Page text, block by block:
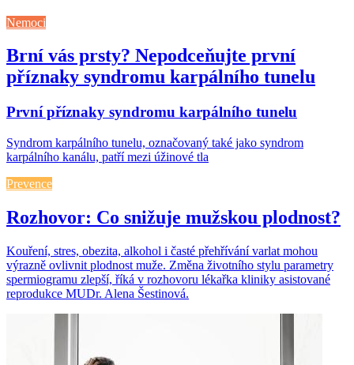
Nemoci
Brní vás prsty? Nepodceňujte první
příznaky syndromu karpálního tunelu
První příznaky syndromu karpálního tunelu
Syndrom karpálního tunelu, označovaný také jako syndrom
karpálního kanálu, patří mezi úžinové tla
Prevence
Rozhovor: Co snižuje mužskou plodnost?
Kouření, stres, obezita, alkohol i časté přehřívání varlat mohou
výrazně ovlivnit plodnost muže. Změna životního stylu parametry
spermiogramu zlepší, říká v rozhovoru lékařka kliniky asistované
reprodukce MUDr. Alena Šestinová.